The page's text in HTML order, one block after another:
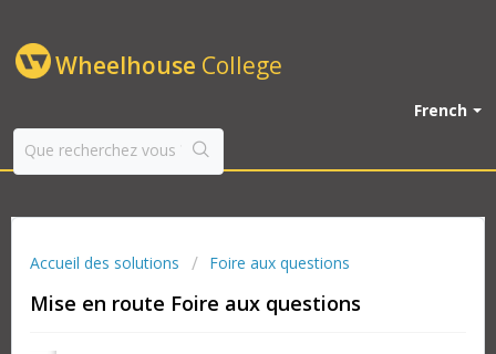
Wheelhouse College
French
Accueil des solutions Foire aux questions
Mise en route Foire aux questions